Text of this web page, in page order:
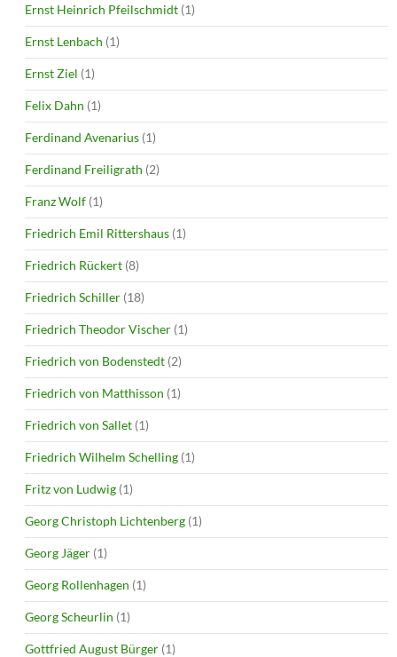
Ernst Heinrich Pfeilschmidt (1)
Ernst Lenbach (1)
Ernst Ziel (1)
Felix Dahn (1)
Ferdinand Avenarius (1)
Ferdinand Freiligrath (2)
Franz Wolf (1)
Friedrich Emil Rittershaus (1)
Friedrich Rückert (8)
Friedrich Schiller (18)
Friedrich Theodor Vischer (1)
Friedrich von Bodenstedt (2)
Friedrich von Matthisson (1)
Friedrich von Sallet (1)
Friedrich Wilhelm Schelling (1)
Fritz von Ludwig (1)
Georg Christoph Lichtenberg (1)
Georg Jäger (1)
Georg Rollenhagen (1)
Georg Scheurlin (1)
Gottfried August Bürger (1)